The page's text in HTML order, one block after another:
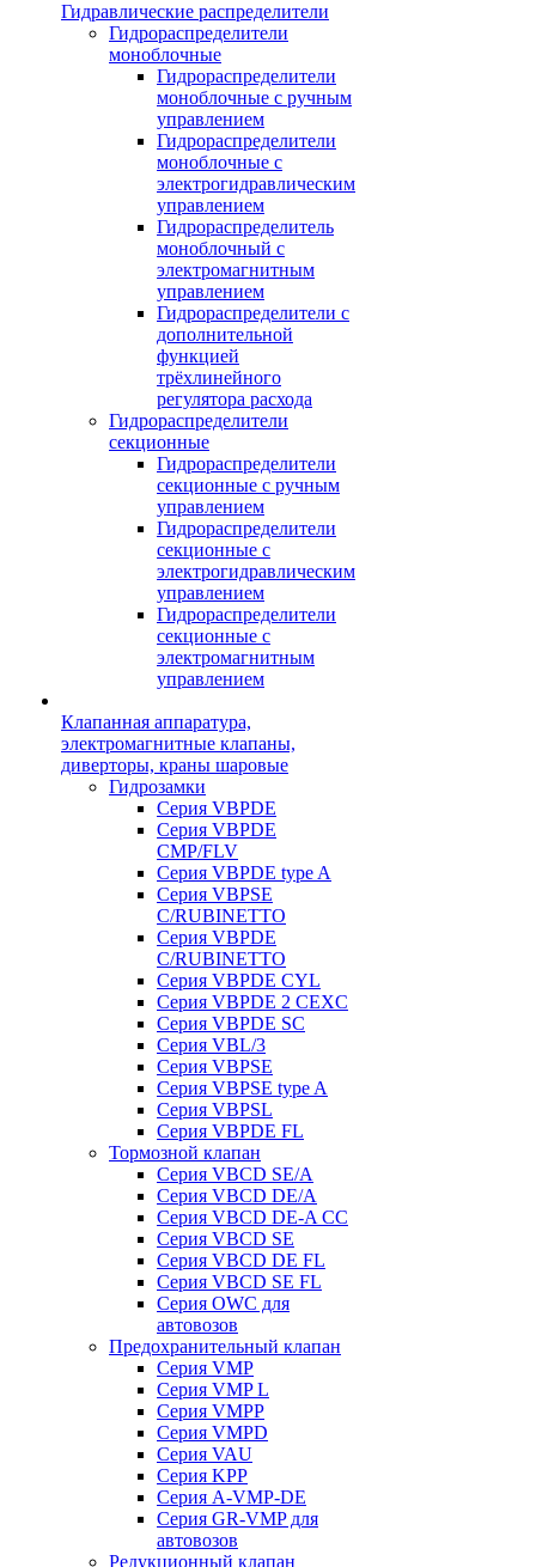
Гидравлические распределители
Гидрораспределители
моноблочные
Гидрораспределители
моноблочные с ручным
управлением
Гидрораспределители
моноблочные с
электрогидравлическим
управлением
Гидрораспределитель
моноблочный с
электромагнитным
управлением
Гидрораспределители с
дополнительной
функцией
трёхлинейного
регулятора расхода
Гидрораспределители
секционные
Гидрораспределители
секционные с ручным
управлением
Гидрораспределители
секционные с
электрогидравлическим
управлением
Гидрораспределители
секционные с
электромагнитным
управлением
Клапанная аппаратура,
электромагнитные клапаны,
диверторы, краны шаровые
Гидрозамки
Серия VBPDE
Серия VBPDE
CMP/FLV
Серия VBPDE type A
Серия VBPSE
C/RUBINETTO
Серия VBPDE
C/RUBINETTO
Серия VBPDE CYL
Серия VBPDE 2 CEXC
Серия VBPDE SC
Серия VBL/3
Серия VBPSE
Серия VBPSE type A
Серия VBPSL
Серия VBPDE FL
Тормозной клапан
Серия VBCD SE/A
Серия VBCD DE/A
Серия VBCD DE-A CC
Серия VBCD SE
Серия VBCD DE FL
Серия VBCD SE FL
Серия OWC для
автовозов
Предохранительный клапан
Серия VMP
Серия VMP L
Серия VMPP
Серия VMPD
Серия VAU
Серия KPP
Серия A-VMP-DE
Серия GR-VMP для
автовозов
Редукционный клапан